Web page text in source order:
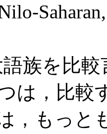
族を比
は，比較
，もっと